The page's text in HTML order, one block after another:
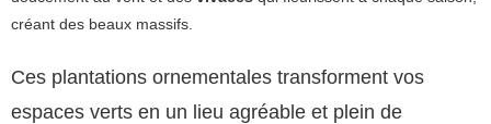
créant des beaux massifs.
Ces plantations ornementales transforment vos
espaces verts en un lieu agréable et plein de